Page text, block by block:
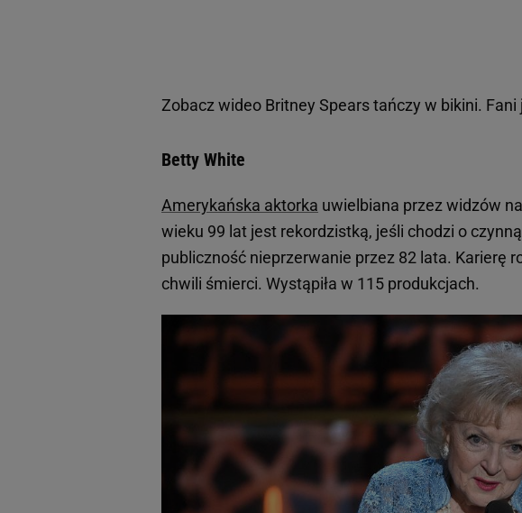
Zobacz wideo Britney Spears tańczy w bikini. Fani
Betty White
Amerykańska aktorka uwielbiana przez widzów
wieku 99 lat jest rekordzistką, jeśli chodzi o
publiczność nieprzerwanie przez 82 lata. Karierę
chwili śmierci. Wystąpiła w 115 produkcjach.